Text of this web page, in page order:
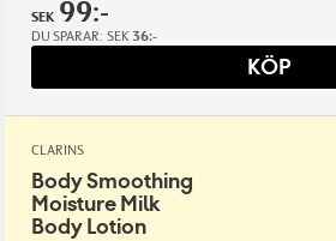
SEK 99:-
DU SPARAR: SEK 36:-
KÖP
CLARINS
Body Smoothing
Moisture Milk
Body Lotion